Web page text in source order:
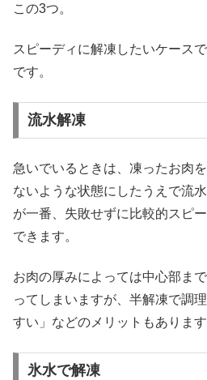
この3つ。
スピーディに解凍したいケース
です。
流水解凍
急いでいるときは、凍ったお肉
ないような状態にしたうえで流
が一番、失敗せずに比較的スピ
できます。
お肉の厚みによっては中心部ま
ってしまいますが、半解凍で調
すい」などのメリットもあります
氷水で解凍